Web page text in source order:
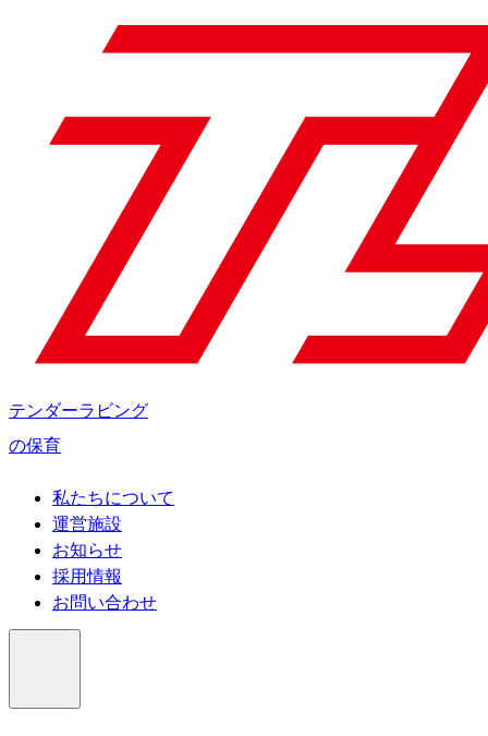
テンダーラビング
の保育
私たちについて
運営施設
お知らせ
採用情報
お問い合わせ